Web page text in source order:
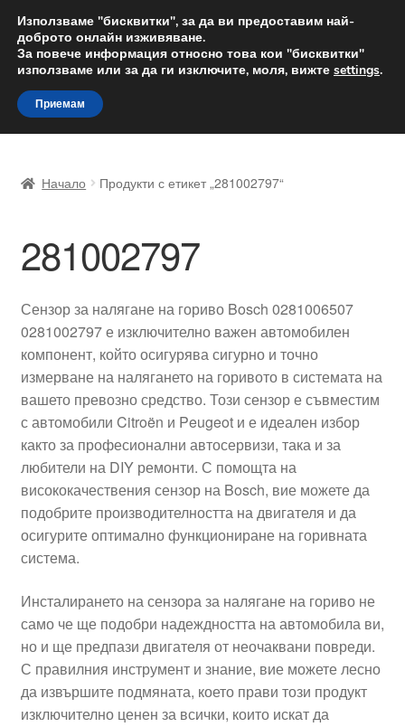
ДОСТАВКА от 12 лв.
Доставка по целия свят
Skip
to
navigation
Skip
to
content
Доставка по целия свят
Жалби
Количка
Контакт
Моята сметка
Плащанията
Политика за поверителност
Процедура за рекламации
Разгледайте
Начало Продукти с етикет „281002797“
281002797
Сензор за налягане на гориво Bosch 0281006507
0281002797 е изключително важен автомобилен
компонент, който осигурява сигурно и точно
измерване на налягането на горивото в системата на
вашето превозно средство. Този сензор е съвместим
с автомобили Citroën и Peugeot и е идеален избор
както за професионални автосервизи, така и за
любители на DIY ремонти. С помощта на
висококачествения сензор на Bosch, вие можете да
подобрите производителността на двигателя и да
осигурите оптимално функциониране на горивната
система.
Инсталирането на сензора за налягане на гориво не
само че ще подобри надеждността на автомобила ви,
но и ще предпази двигателя от неочаквани повреди.
С правилния инструмент и знание, вие можете лесно
да извършите подмяната, което прави този продукт
изключително ценен за всички, които искат да
Използваме "бисквитки", за да ви предоставим най-
доброто онлайн изживяване.
За повече информация относно това кои "бисквитки"
използваме или за да ги изключите, моля, вижте settings.
Приемам